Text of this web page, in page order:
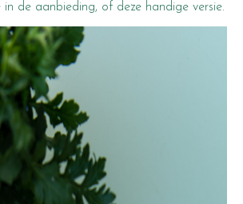
in de aanbieding, of deze handige versie.